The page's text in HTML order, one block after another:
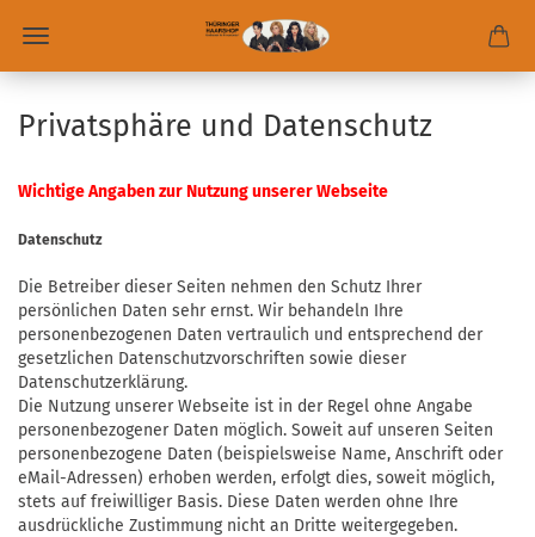
Privatsphäre und Datenschutz
Wichtige Angaben zur Nutzung unserer Webseite
Datenschutz
Die Betreiber dieser Seiten nehmen den Schutz Ihrer
persönlichen Daten sehr ernst. Wir behandeln Ihre
personenbezogenen Daten vertraulich und entsprechend der
gesetzlichen Datenschutzvorschriften sowie dieser
Datenschutzerklärung.
Die Nutzung unserer Webseite ist in der Regel ohne Angabe
personenbezogener Daten möglich. Soweit auf unseren Seiten
personenbezogene Daten (beispielsweise Name, Anschrift oder
eMail-Adressen) erhoben werden, erfolgt dies, soweit möglich,
stets auf freiwilliger Basis. Diese Daten werden ohne Ihre
ausdrückliche Zustimmung nicht an Dritte weitergegeben.